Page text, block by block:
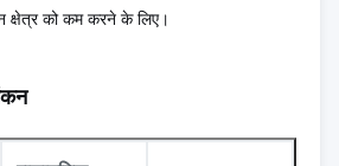
क्षेत्र को कम करने के लिए।